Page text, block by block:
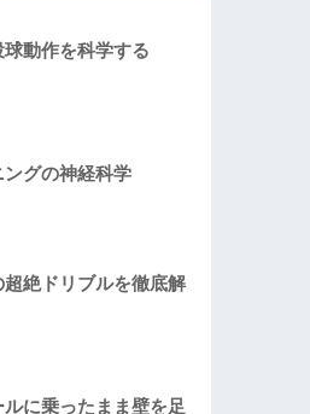
動作を科学する
グの神経科学
超絶ドリブルを徹底解
に乗ったまま壁を足